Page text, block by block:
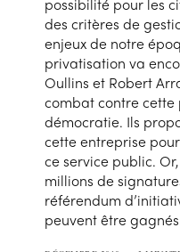
des critères de
enjeux de notre
privatisation va
Oullins et Robert
combat contre
démocratie. Ils
cette entreprise
ce service public.
millions de
référendum
peuvent être